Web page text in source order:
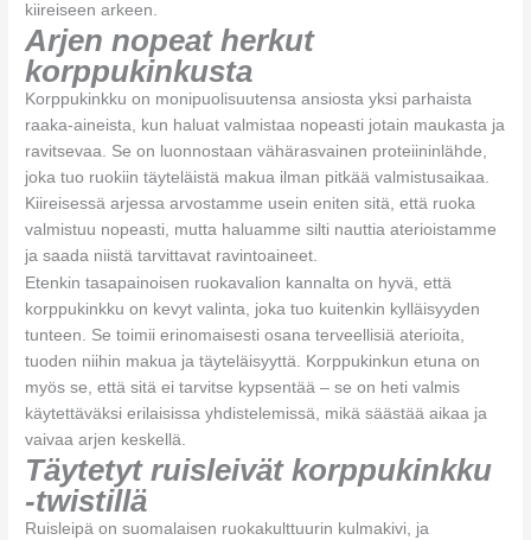
kiireiseen arkeen.
Arjen nopeat herkut
korppukinkusta
Korppukinkku on monipuolisuutensa ansiosta yksi parhaista
raaka-aineista, kun haluat valmistaa nopeasti jotain maukasta ja
ravitsevaa. Se on luonnostaan vähärasvainen proteiininlähde,
joka tuo ruokiin täyteläistä makua ilman pitkää valmistusaikaa.
Kiireisessä arjessa arvostamme usein eniten sitä, että ruoka
valmistuu nopeasti, mutta haluamme silti nauttia aterioistamme
ja saada niistä tarvittavat ravintoaineet.
Etenkin tasapainoisen ruokavalion kannalta on hyvä, että
korppukinkku on kevyt valinta, joka tuo kuitenkin kylläisyyden
tunteen. Se toimii erinomaisesti osana terveellisiä aterioita,
tuoden niihin makua ja täyteläisyyttä. Korppukinkun etuna on
myös se, että sitä ei tarvitse kypsentää – se on heti valmis
käytettäväksi erilaisissa yhdistelemissä, mikä säästää aikaa ja
vaivaa arjen keskellä.
Täytetyt ruisleivät korppukinkku
-twistillä
Ruisleipä on suomalaisen ruokakulttuurin kulmakivi, ja